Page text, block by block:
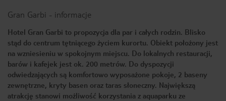
Gran Garbi - informacje
Hotel Gran Garbi to propozycja dla par i całych rodzin. Blisko
stąd do centrum tętniącego życiem kurortu. Obiekt położony jest
na wzniesieniu w spokojnym miejscu. Do lokalnych restauracji,
barów i kafejek jest ok. 200 metrów. Do dyspozycji
odwiedzających są komfortowo wyposażone pokoje, 2 baseny
zewnętrzne, kryty basen oraz taras słoneczny. Największą
atrakcję stanowi możliwość korzystania z aquaparku ze